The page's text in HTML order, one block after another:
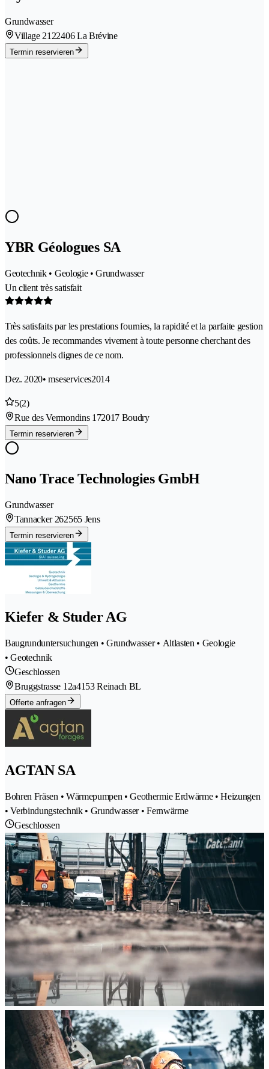
Grundwasser
Village 2122406 La Brévine
Termin reservieren
YBR Géologues SA
Geotechnik • Geologie • Grundwasser
Un client très satisfait
Très satisfaits par les prestations fournies, la rapidité et la parfaite gestion
des coûts. Je recommandes vivement à toute personne cherchant des
professionnels dignes de ce nom.
Dez. 2020• mseservices2014
5(2)
Rue des Vermondins 172017 Boudry
Termin reservieren
Nano Trace Technologies GmbH
Grundwasser
Tannacker 262565 Jens
Termin reservieren
Kiefer & Studer AG
Baugrunduntersuchungen • Grundwasser • Altlasten • Geologie
• Geotechnik
Geschlossen
Bruggstrasse 12a4153 Reinach BL
Offerte anfragen
AGTAN SA
Bohren Fräsen • Wärmepumpen • Geothermie Erdwärme • Heizungen
• Verbindungstechnik • Grundwasser • Fernwärme
Geschlossen